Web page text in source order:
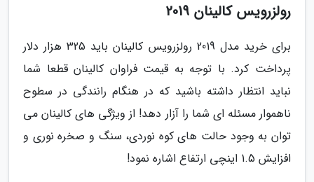
رولزرویس کالینان 2019
برای خرید مدل 2019 رولزرویس کالینان باید 325 هزار دلار
پرداخت کرد. با توجه به قیمت فراوان کالینان قطعا شما
نباید انتظار داشته باشید که در هنگام رانندگی در سطوح
ناهموار مسئله ای شما را آزار دهد! از ویژگی های کالینان می
توان به وجود حالت های کوه نوردی، سنگ و صخره نوری و
افزایش 1.5 اینچی ارتفاع اشاره نمود!